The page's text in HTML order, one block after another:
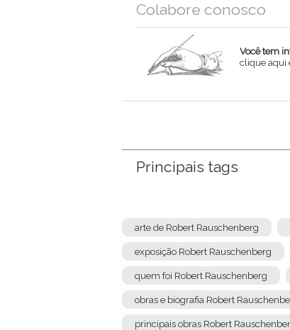
Colabore conosco
Você tem
clique aqui
Principais tags
arte de Robert Rauschenberg
exposição Robert Rauschenberg
quem foi Robert Rauschenberg
obras e biografia Robert
principais obras Robert